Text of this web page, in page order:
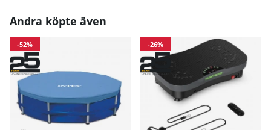
Andra köpte även
-52% -26%